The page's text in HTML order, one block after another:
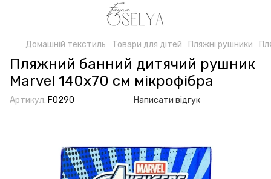
Домашній текстиль Товари для дітей Пляжні рушники
Пляжний банний дитячий рушник
Marvel 140х70 см мікрофібра
Артикул: F0290 Написати відгук